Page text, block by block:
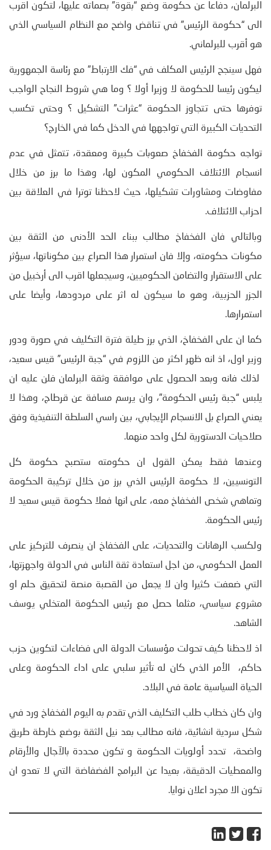
البرلمان، دفاعا عن حكومة وضع “بقوة” بصماته عليها، لتكون اقرب
الى “حكومة الرئيس” في تناقض واضح مع النظام السياسي الذي
هو أقرب للبرلماني.
فهل سينجح الرئيس المكلف في “فك الارتباط” مع رئاسة الجمهورية
ليكون رئيسا للحكومة لا وزيرا أولا ؟ وما هي شروط النجاح الواجب
توفرها حتى تتجاوز الحكومة “عثرات” التشكيل ؟ وحتى تكسب
التحديات الكبيرة التي تواجهها في الدخل كما في الخارج؟
تواجه حكومة الفخفاخ صعوبات كبيرة ومعقدة، تتمثل في عدم
انسجام الائتلاف الحكومي المكون لها، وهذا ما برز من خلال
مفاوضات ومشاورات تشكيلها، حيث لاحظنا توترا في العلاقة بين
احزاب الائتلاف.
وبالتالي فان الفخفاخ مطالب ببناء الحد الأدنى من الثقة بين
مكونات حكومته، وإلا فان استمرار هذا الصراع بين مكوناتها، سيؤثر
على الاستقرار والتضامن الحكوميين، وسيجعلها اقرب الى أرخبيل من
الجزر الحزبية، وهو ما سيكون له اثر على مردودها، وأيضا على
استمرارها.
كما ان على الفخفاخ، الذي برز طيلة فترة التكليف في صورة ودور
وزير اول، اذ انه ظهر اكثر من اللزوم في “جبة الرئيس” قيس سعيد،
لذلك فانه وبعد الحصول على موافقة وثقة البرلمان فلن عليه ان
يلبس “جبة رئيس الحكومة”، وان يرسم مسافة عن قرطاج، وهذا لا
يعني الصراع بل الانسجام الإيجابي، بين راسي السلطة التنفيذية وفق
صلاحيات الدستورية لكل واحد منهما.
وعندها فقط يمكن القول ان حكومته ستصبح حكومة كل
التونسيين، لا حكومة الرئيس الذي برز من خلال تركيبة الحكومة
وتماهي شخص الفخفاخ معه، على انها فعلا حكومة قيس سعيد لا
رئيس الحكومة.
ولكسب الرهانات والتحديات، على الفخفاخ ان ينصرف للتركيز على
العمل الحكومي، من اجل استعادة ثقة الناس في الدولة واجهزتها،
التي ضعفت كثيرا وان لا يجعل من القصبة منصة لتحقيق حلم او
مشروع سياسي، مثلما حصل مع رئيس الحكومة المتخلي يوسف
الشاهد.
اذ لاحظنا كيف تحولت مؤسسات الدولة الى فضاءات لتكوين حزب
حاكم، الأمر الذي كان له تأثير سلبي على اداء الحكومة وعلى
الحياة السياسية عامة في البلاد.
وان كان خطاب طلب التكليف الذي تقدم به اليوم الفخفاخ ورد في
شكل سردية انشائية، فانه مطالب بعد نيل الثقة بوضع خارطة طريق
واضحة، تحدد أولويات الحكومة و تكون محددة بالآجال والأرقام
والمعطيات الدقيقة، بعيدا عن البرامج الفضفاضة التي لا تعدو ان
تكون الا مجرد اعلان نوايا.